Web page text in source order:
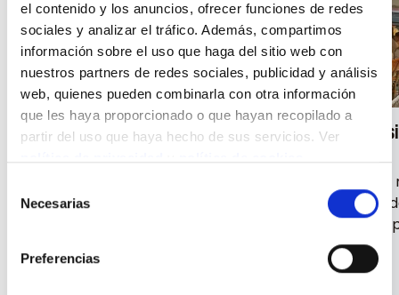
el contenido y los anuncios, ofrecer funciones de redes
sociales y analizar el tráfico. Además, compartimos
información sobre el uso que haga del sitio web con
nuestros partners de redes sociales, publicidad y análisis
web, quienes pueden combinarla con otra información
que les haya proporcionado o que hayan recopilado a
partir del uso que haya hecho de sus servicios. Ver
Necesarias
Preferencias
Transformez votre événement
espaces de restauration pour créer une
inoubliable. Nous avons plusieurs
DJs
en la